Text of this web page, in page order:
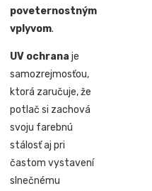
poveternostným
vplyvom.
UV ochrana je
samozrejmosťou,
ktorá zaručuje, že
potlač si zachová
svoju farebnú
stálosť aj pri
častom vystavení
slnečnému